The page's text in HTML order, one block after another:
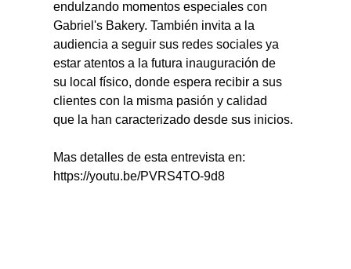
endulzando momentos especiales con
Gabriel's Bakery. También invita a la
audiencia a seguir sus redes sociales ya
estar atentos a la futura inauguración de
su local físico, donde espera recibir a sus
clientes con la misma pasión y calidad
que la han caracterizado desde sus inicios.
Mas detalles de esta entrevista en:
https://youtu.be/PVRS4TO-9d8